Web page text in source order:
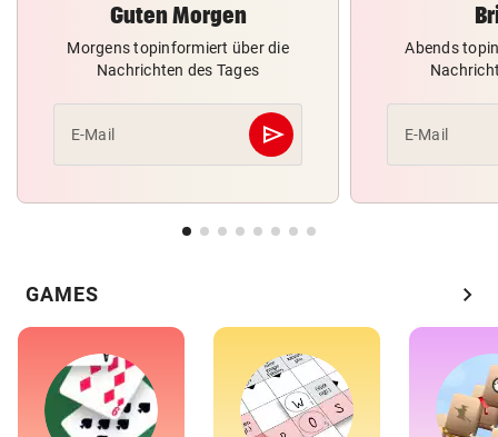
Guten Morgen
Morgens topinformiert über die
Nachrichten des Tages
E-Mail send
Abschicken
Abends
E-Mail
GAMES chevron_right